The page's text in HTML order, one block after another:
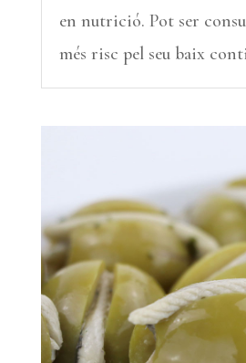
en nutrició. Pot ser
més risc pel seu baix